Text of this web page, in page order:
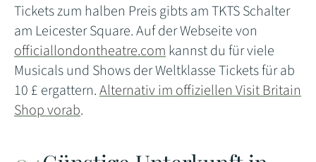
Tickets zum halben Preis gibts am TKTS Schalter
am Leicester Square. Auf der Webseite von
officiallondontheatre.comkannst du für viele
Musicals und Shows der Weltklasse Tickets für ab
10 £ ergattern.Alternativ im offiziellen Visit Britain
Shop vorab.